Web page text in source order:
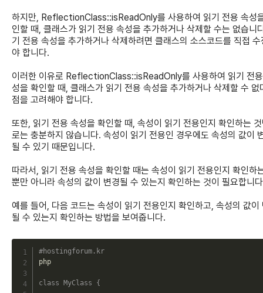
하지만, ReflectionClass::isReadOnly를 사용하여 읽기 전용 속성
인할 때, 클래스가 읽기 전용 속성을 추가하거나 삭제할 수는 없습니
기 전용 속성을 추가하거나 삭제하려면 클래스의 소스코드를 직접 수
야 합니다.
이러한 이유로 ReflectionClass::isReadOnly를 사용하여 읽기 전
성을 확인할 때, 클래스가 읽기 전용 속성을 추가하거나 삭제할 수 없
점을 고려해야 합니다.
또한, 읽기 전용 속성을 확인할 때, 속성이 읽기 전용인지 확인하는
로는 충분하지 않습니다. 속성이 읽기 전용인 경우에도 속성의 값이
될 수 있기 때문입니다.
따라서, 읽기 전용 속성을 확인할 때는 속성이 읽기 전용인지 확인하
뿐만 아니라 속성의 값이 변경될 수 있는지 확인하는 것이 필요합니
예를 들어, 다음 코드는 속성이 읽기 전용인지 확인하고, 속성의 값이
될 수 있는지 확인하는 방법을 보여줍니다.
#hostingforum.kr
php
class MyClass {